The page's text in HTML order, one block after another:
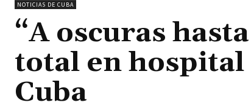
NOTICIAS DE CUBA
“A oscuras
total en hospital
Cuba